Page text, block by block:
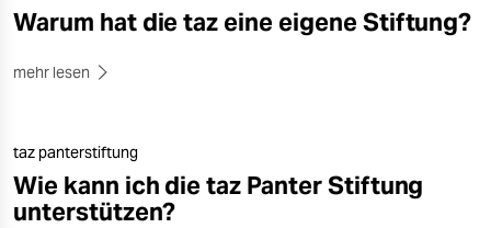
Warum hat die taz eine eigene Stiftung?
mehr lesen
taz panterstiftung
Wie kann ich die taz Panter Stiftung
unterstützen?